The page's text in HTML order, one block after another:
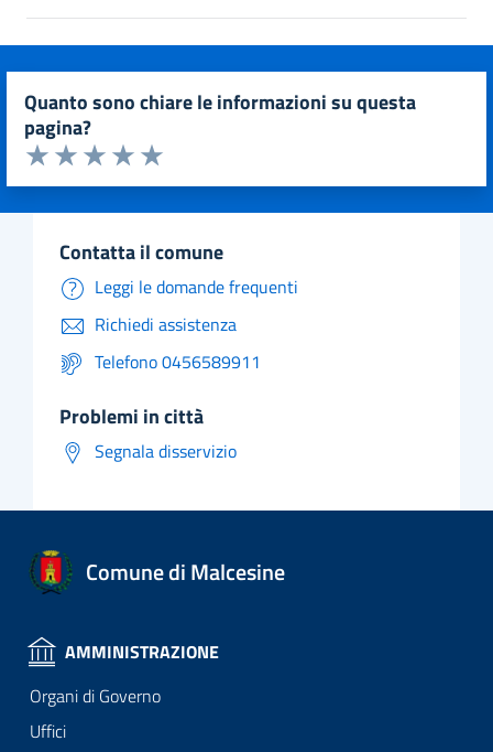
quanto sono chiare le informazioni su questa
pagina?
Valuta da 1 a 5 stelle la pagina
Valuta 5 stelle su 5
Valuta 4 stelle su 5
Valuta 3 stelle su 5
Valuta 2 stelle su 5
Valuta 1 stelle su 5
contatta il comune
Leggi le domande frequenti
Richiedi assistenza
Telefono 0456589911
problemi in città
Segnala disservizio
Comune di Malcesine
AMMINISTRAZIONE
Organi di Governo
Uffici